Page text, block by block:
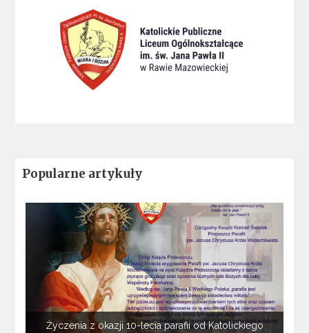
Popularne artykuły
Życzenia z okazji 10-lecia parafii od Katolickiego